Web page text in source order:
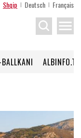
Shqip Deutsch Français
menu
ALBINFO.TV